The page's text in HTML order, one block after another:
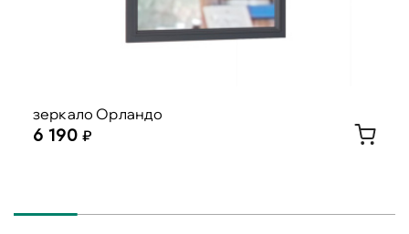
зеркало Орландо
6 190